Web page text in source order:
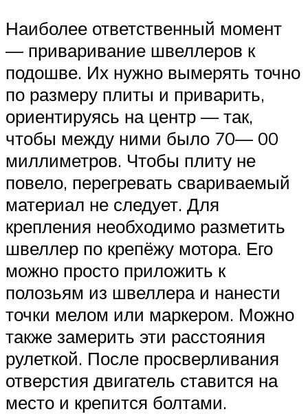
Наиболее ответственный момент
— приваривание швеллеров к
подошве. Их нужно вымерять точно
по размеру плиты и приварить,
ориентируясь на центр — так,
чтобы между ними было 70— 00
миллиметров. Чтобы плиту не
повело, перегревать свариваемый
материал не следует. Для
крепления необходимо разметить
швеллер по крепёжу мотора. Его
можно просто приложить к
полозьям из швеллера и нанести
точки мелом или маркером. Можно
также замерить эти расстояния
рулеткой. После просверливания
отверстия двигатель ставится на
место и крепится болтами.